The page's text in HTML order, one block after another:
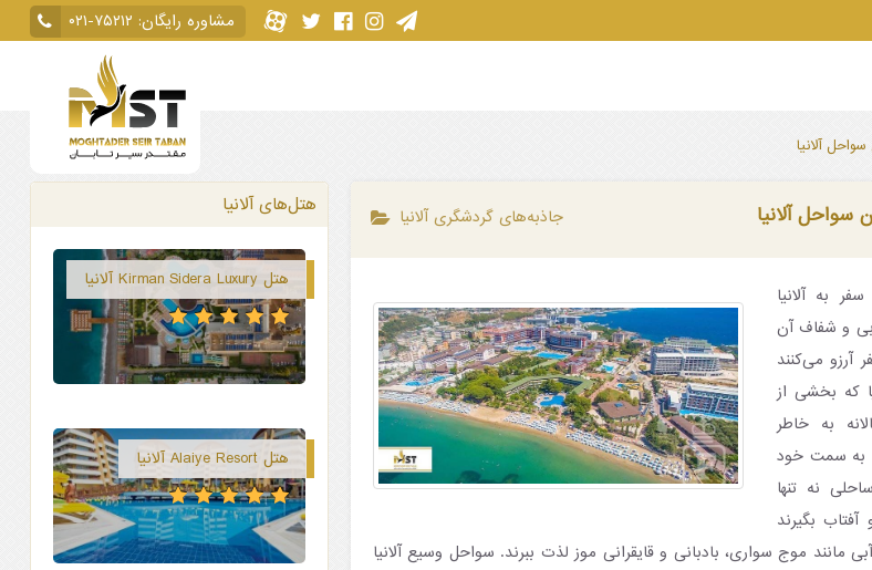
مشاوره رایگان: ۰۲۱-۷۵۲۱۲
آلانیا
سواحل آلانیا جاذبه‌های گردشگری آلانیا
به آلانیا
و شفاف آن
می‌کنند
که بخشی از
به خاطر
به سمت خود
نه تنها
بگیرند
مانند موج سواری، بادبانی و قایقرانی موز لذت ببرند. سواحل وسیع آلانیا
هتل‌های آلانیا
هتل Kirman Sidera Luxury آلانیا
هتل Alaiye Resort آلانیا